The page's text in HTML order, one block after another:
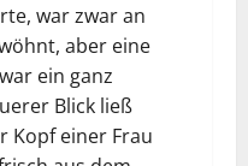
war zwar an
aber eine
ein ganz
Blick ließ
Kopf einer Frau